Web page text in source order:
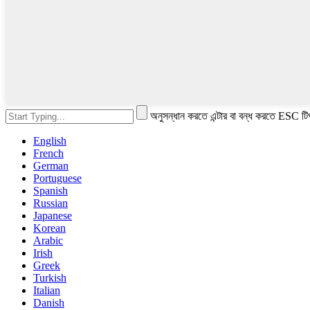
অনুসন্ধান করতে এন্টার বা বন্ধ করতে ESC
English
French
German
Portuguese
Spanish
Russian
Japanese
Korean
Arabic
Irish
Greek
Turkish
Italian
Danish